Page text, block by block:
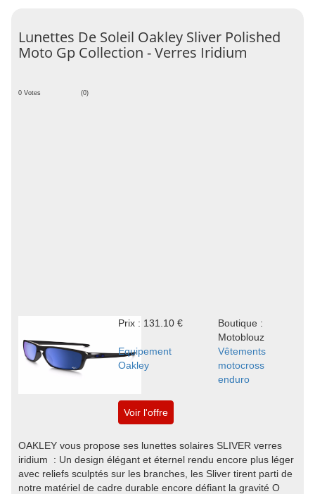
Lunettes De Soleil Oakley Sliver Polished
Moto Gp Collection - Verres Iridium
0 Votes (0)
Prix : 131.10 €
Boutique :
Motoblouz
Equipement
Oakley
Vêtements
motocross
enduro
Voir l'offre
OAKLEY vous propose ses lunettes solaires SLIVER verres
iridium : Un design élégant et éternel rendu encore plus léger
avec reliefs sculptés sur les branches, les Sliver tirent parti de
notre matériel de cadre durable encore défiant la gravité O